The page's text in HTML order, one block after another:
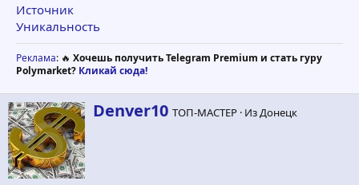
Источник
Уникальность
Реклама: 🔥 Хочешь получить Telegram Premium и стать гуру
Polymarket? Кликай сюда!
А
в
Denver10 ТОП-МАСТЕР · ИзДонецк